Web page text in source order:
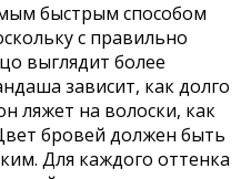
быстрым способом
с правильно
выглядит более
зависит, как долго
ляжет на волоски, как
бровей должен быть
Для каждого оттенка